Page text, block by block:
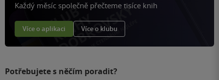
Každý měsíc společně přečteme tisíce knih
Více o aplikaci Více o klubu
Potřebujete s něčím poradit?